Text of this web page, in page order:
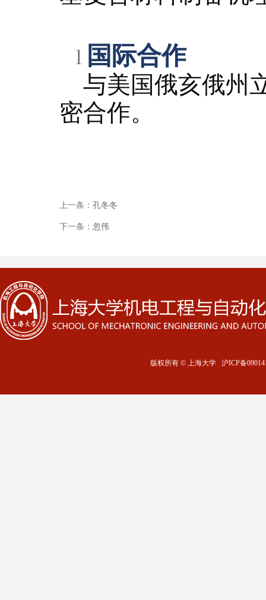
l 国际合作
与美国俄亥俄州
密合作。
上一条： 孔冬冬
下一条： 忽伟
版权所有 © 上海大学 沪ICP备